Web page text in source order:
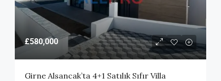
£580,000
Girne Alsancak’ta 4+1 Satılık Sıfır Villa